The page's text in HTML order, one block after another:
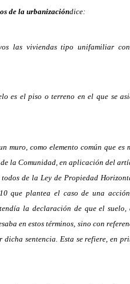
de la urbanizacióndice:
las viviendas tipo unifamiliar
es el piso o terreno en el que se
muro, como elemento común que
la Comunidad, en aplicación del
de la Ley de Propiedad
que plantea el caso de una
la declaración de que el
en estos términos, sino con
dicha sentencia. Esta se refiere, en